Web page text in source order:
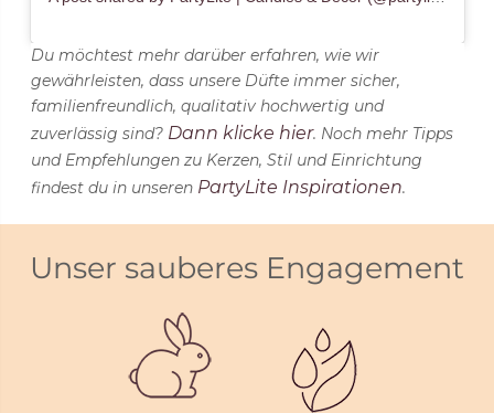
Du möchtest mehr darüber erfahren, wie wir
gewährleisten, dass unsere Düfte immer sicher,
familienfreundlich, qualitativ hochwertig und
zuverlässig sind? Dann klicke hier. Noch mehr Tipps
und Empfehlungen zu Kerzen, Stil und Einrichtung
findest du in unseren PartyLite Inspirationen.
Unser sauberes Engagement